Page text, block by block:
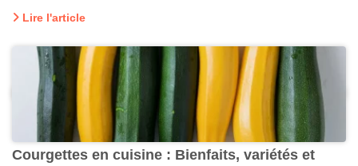
Lire l'article
Courgettes en cuisine : Bienfaits, variétés et